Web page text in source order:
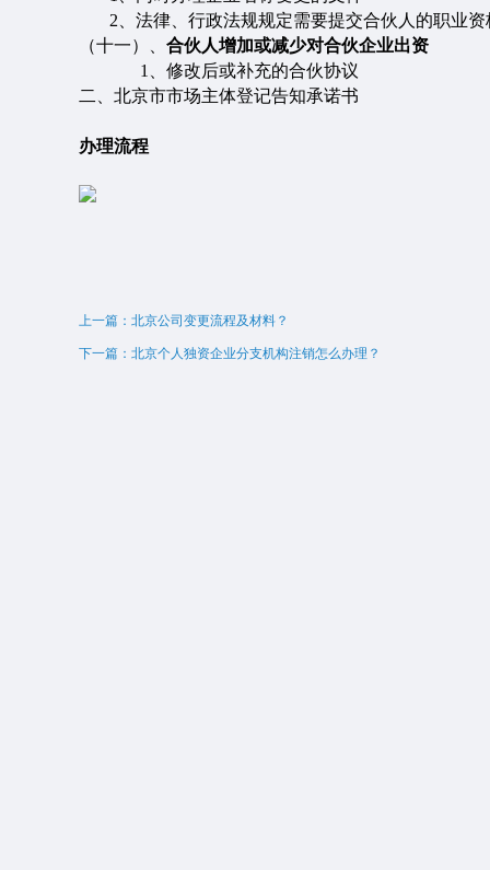
2、 法律、行政法规规定需要提交合伙人的职业资
（十一）
合伙人增加或减少对合伙企业出资
1、 修改后或补充的合伙协议
二、 北京市市场主体登记告知承诺书
办理流程
上一篇：北京公司变更流程及材料？
下一篇：北京个人独资企业分支机构注销怎么办理？